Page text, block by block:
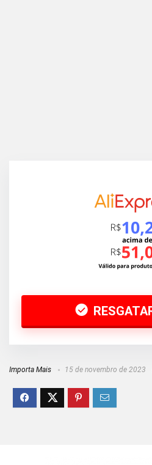
Importa Mais 15 de novembro de 2023